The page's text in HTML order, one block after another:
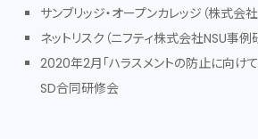
サンブリッジ・オープンカレッジ（株式会
ネットリスク（ニフティ株式会社NSU事例
2020年2月「ハラスメントの防止に向け
SD合同研修会